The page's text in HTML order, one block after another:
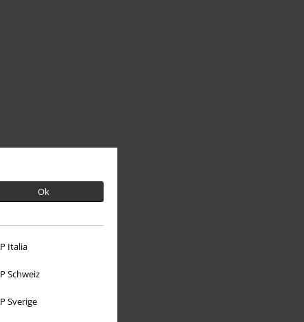
Ok
Italia
Schweiz
Sverige